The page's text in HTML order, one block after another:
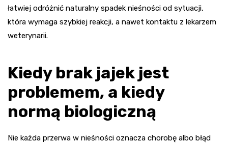
łatwiej odróżnić naturalny spadek nieśności od sytuacji,
która wymaga szybkiej reakcji, a nawet kontaktu z lekarzem
weterynarii.
Kiedy brak jajek jest
problemem, a kiedy
normą biologiczną
Nie każda przerwa w nieśności oznacza chorobę albo błąd